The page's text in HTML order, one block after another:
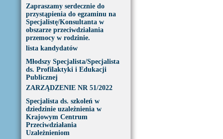
Zapraszamy serdecznie do
przystąpienia do egzaminu na
Specjalistę/Konsultanta w
obszarze przeciwdziałania
przemocy w rodzinie.
lista kandydatów
Młodszy Specjalista/Specjalista
ds. Profilaktyki i Edukacji
Publicznej
ZARZĄDZENIE NR 51/2022
Specjalista ds. szkoleń w
dziedzinie uzależnienia w
Krajowym Centrum
Przeciwdziałania
Uzależnieniom